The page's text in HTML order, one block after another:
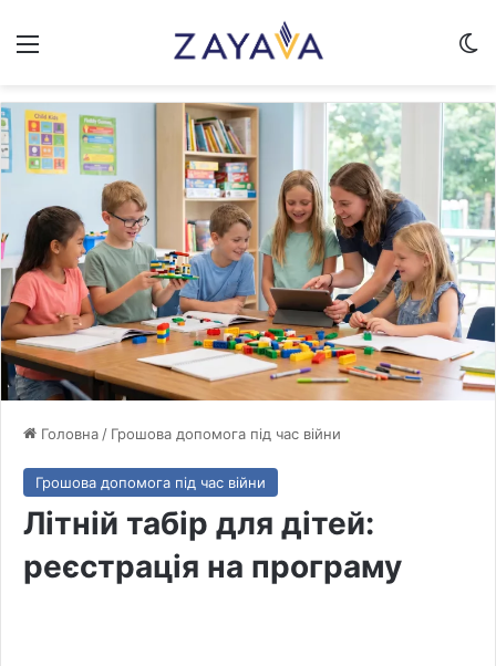
Меню
Головна / Грошова допомога під час війни
Грошова допомога під час війни
Літній табір для дітей:
реєстрація на програму